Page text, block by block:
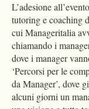
L’adesione
tutoring e coaching
cui Manageritalia
chiamando i
dove i manager
‘Percorsi per le
da Manager’, dove
alcuni giorni un